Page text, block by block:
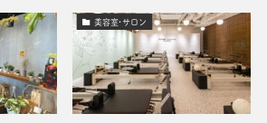
美容室・サロン